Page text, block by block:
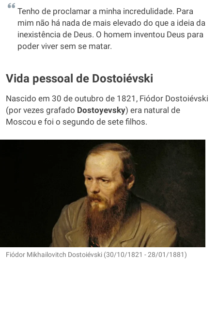
Tenho de proclamar a minha incredulidade. Para
mim não há nada de mais elevado do que a ideia da
inexistência de Deus. O homem inventou Deus para
poder viver sem se matar.
Vida pessoal de Dostoiévski
Nascido em 30 de outubro de 1821, Fiódor Dostoiévski
(por vezes grafado Dostoyevsky) era natural de
Moscou e foi o segundo de sete filhos.
Fiódor Mikhailovitch Dostoiévski (30/10/1821 - 28/01/1881)